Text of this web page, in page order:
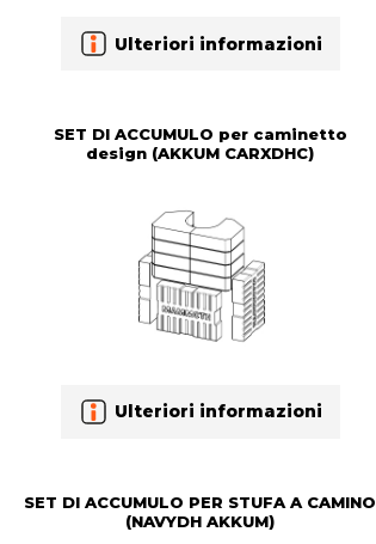
Ulteriori informazioni
SET DI ACCUMULO per caminetto
design (AKKUM CARXDHC)
Ulteriori informazioni
SET DI ACCUMULO PER STUFA A CAMINO
(NAVYDH AKKUM)